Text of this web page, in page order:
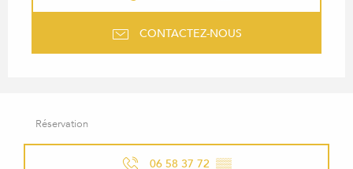
CONTACTEZ-NOUS
Réservation
06 58 37 72 ▒▒